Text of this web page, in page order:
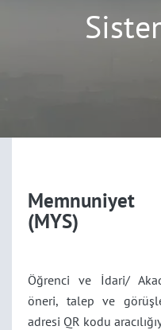
(MYS)
Öğrenci ve İdari/
öneri, talep ve
adresi QR kodu